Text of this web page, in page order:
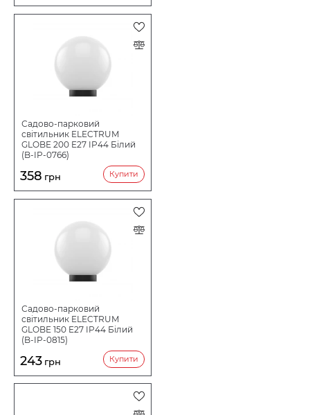
Садово-парковий
світильник ELECTRUM
GLOBE 200 E27 IP44 Білий
(B-IP-0766)
358 грн Купити
Садово-парковий
світильник ELECTRUM
GLOBE 150 E27 IP44 Білий
(B-IP-0815)
243 грн Купити